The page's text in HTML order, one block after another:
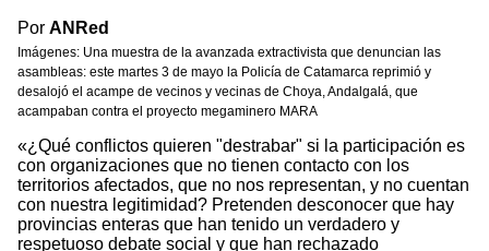
Por ANRed
Imágenes: Una muestra de la avanzada extractivista que denuncian las
asambleas: este martes 3 de mayo la Policía de Catamarca reprimió y
desalojó el acampe de vecinos y vecinas de Choya, Andalgalá, que
acampaban contra el proyecto megaminero MARA
«¿Qué conflictos quieren "destrabar" si la participación es
con organizaciones que no tienen contacto con los
territorios afectados, que no nos representan, y no cuentan
con nuestra legitimidad? Pretenden desconocer que hay
provincias enteras que han tenido un verdadero y
respetuoso debate social y que han rechazado